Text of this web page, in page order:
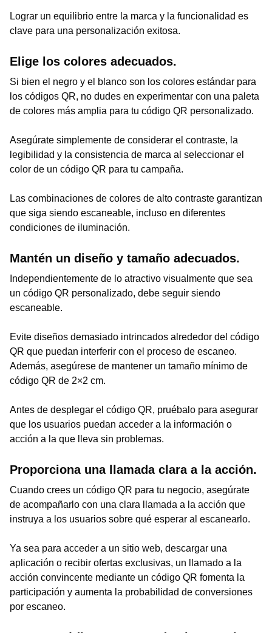
Lograr un equilibrio entre la marca y la funcionalidad es
clave para una personalización exitosa.
Elige los colores adecuados.
Si bien el negro y el blanco son los colores estándar para
los códigos QR, no dudes en experimentar con una paleta
de colores más amplia para tu código QR personalizado.
Asegúrate simplemente de considerar el contraste, la
legibilidad y la consistencia de marca al seleccionar el
color de un código QR para tu campaña.
Las combinaciones de colores de alto contraste garantizan
que siga siendo escaneable, incluso en diferentes
condiciones de iluminación.
Mantén un diseño y tamaño adecuados.
Independientemente de lo atractivo visualmente que sea
un código QR personalizado, debe seguir siendo
escaneable.
Evite diseños demasiado intrincados alrededor del código
QR que puedan interferir con el proceso de escaneo.
Además, asegúrese de mantener un tamaño mínimo de
código QR de 2×2 cm.
Antes de desplegar el código QR, pruébalo para asegurar
que los usuarios puedan acceder a la información o
acción a la que lleva sin problemas.
Proporciona una llamada clara a la acción.
Cuando crees un código QR para tu negocio, asegúrate
de acompañarlo con una clara llamada a la acción que
instruya a los usuarios sobre qué esperar al escanearlo.
Ya sea para acceder a un sitio web, descargar una
aplicación o recibir ofertas exclusivas, un llamado a la
acción convincente mediante un código QR fomenta la
participación y aumenta la probabilidad de conversiones
por escaneo.